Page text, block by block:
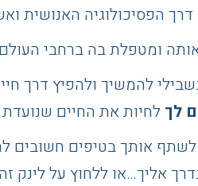
הפסיכולוגיה האנושית
בה ברחבי העולם במהלך 35 השנים
להמשיך ולהפיץ דרך
לך לחיות את החיים שנועדת
אותך בטיפים חשובים
אליך…או ללחוץ על לינק זה